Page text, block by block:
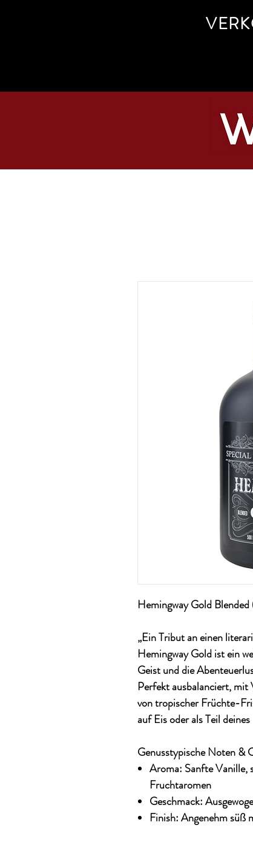
Hemingway Gold
„Ein Tribut an einen
Hemingway Gold ist ein
Geist und die
Perfekt ausbalanciert,
von tropischer Früchte-
auf Eis oder als Teil
Genusstypische Noten &
Aroma: Sanfte Vanille,
Fruchtaromen
Geschmack:
Finish: Angenehm süß